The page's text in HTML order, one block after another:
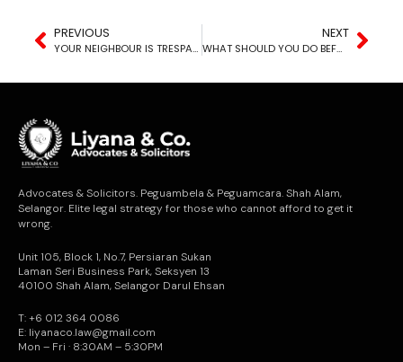
PREVIOUS
YOUR NEIGHBOUR IS TRESPASSING YOUR LAND?
NEXT
WHAT SHOULD YOU DO BEFORE SUING SOMEONE OR HIRING A LAWYER?
Advocates & Solicitors. Peguambela & Peguamcara. Shah Alam,
Selangor. Elite legal strategy for those who cannot afford to get it
wrong.
Unit 105, Block 1, No.7, Persiaran Sukan
Laman Seri Business Park, Seksyen 13
40100 Shah Alam, Selangor Darul Ehsan
T: +6 012 364 0086
E: liyanaco.law@gmail.com
Mon – Fri · 8:30AM – 5:30PM